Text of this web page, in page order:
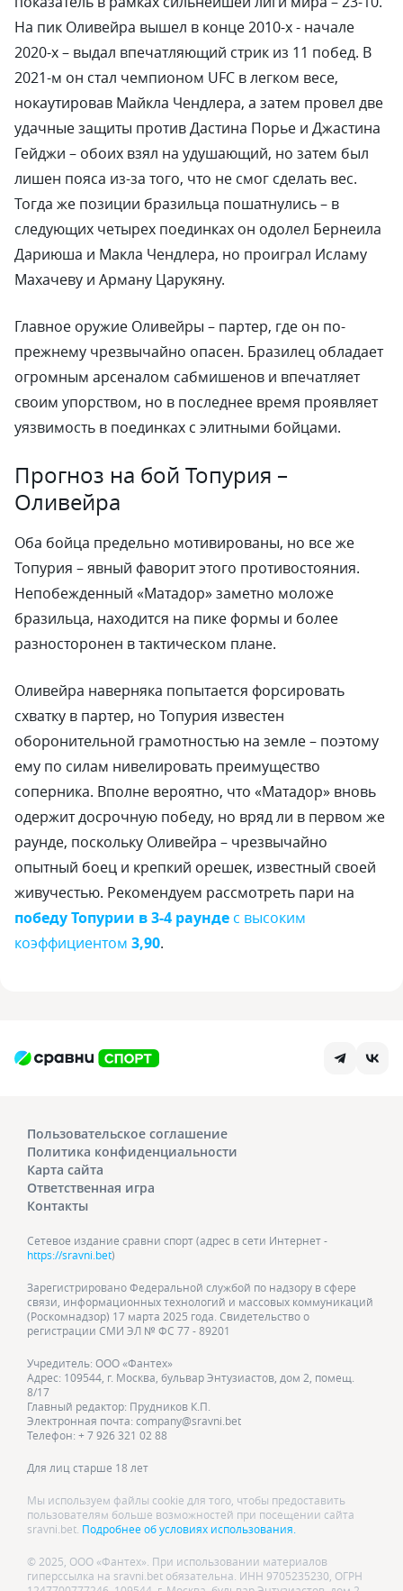
На пик Оливейра вышел в конце 2010-х - начале
2020-х – выдал впечатляющий стрик из 11 побед. В
2021-м он стал чемпионом UFC в легком весе,
нокаутировав Майкла Чендлера, а затем провел две
удачные защиты против Дастина Порье и Джастина
Гейджи – обоих взял на удушающий, но затем был
лишен пояса из-за того, что не смог сделать вес.
Тогда же позиции бразильца пошатнулись – в
следующих четырех поединках он одолел Бернеила
Дариюша и Макла Чендлера, но проиграл Исламу
Махачеву и Арману Царукяну.
Главное оружие Оливейры – партер, где он по-
прежнему чрезвычайно опасен. Бразилец обладает
огромным арсеналом сабмишенов и впечатляет
своим упорством, но в последнее время проявляет
уязвимость в поединках с элитными бойцами.
Прогноз на бой Топурия –
Оливейра
Оба бойца предельно мотивированы, но все же
Топурия – явный фаворит этого противостояния.
Непобежденный «Матадор» заметно моложе
бразильца, находится на пике формы и более
разносторонен в тактическом плане.
Оливейра наверняка попытается форсировать
схватку в партер, но Топурия известен
оборонительной грамотностью на земле – поэтому
ему по силам нивелировать преимущество
соперника. Вполне вероятно, что «Матадор» вновь
одержит досрочную победу, но вряд ли в первом же
раунде, поскольку Оливейра – чрезвычайно
опытный боец и крепкий орешек, известный своей
живучестью. Рекомендуем рассмотреть пари на
победу Топурии в 3-4 раунде с высоким
коэффициентом 3,90.
Пользовательское соглашение
Политика конфиденциальности
Карта сайта
Ответственная игра
Контакты
Сетевое издание сравни спорт (адрес в сети Интернет -
https://sravni.bet)
Зарегистрировано Федеральной службой по надзору в сфере
связи, информационных технологий и массовых коммуникаций
(Роскомнадзор) 17 марта 2025 года. Свидетельство о
регистрации СМИ ЭЛ № ФС 77 - 89201
Учредитель: ООО «Фантех»
Адрес: 109544, г. Москва, бульвар Энтузиастов, дом 2, помещ.
8/17
Главный редактор: Прудников К.П.
Электронная почта: company@sravni.bet
Телефон: + 7 926 321 02 88
Для лиц старше 18 лет
Мы используем файлы cookie для того, чтобы предоставить
пользователям больше возможностей при посещении сайта
sravni.bet. Подробнее об условиях использования.
© 2025, ООО «Фантех». При использовании материалов
гиперссылка на sravni.bet обязательна. ИНН 9705235230, ОГРН